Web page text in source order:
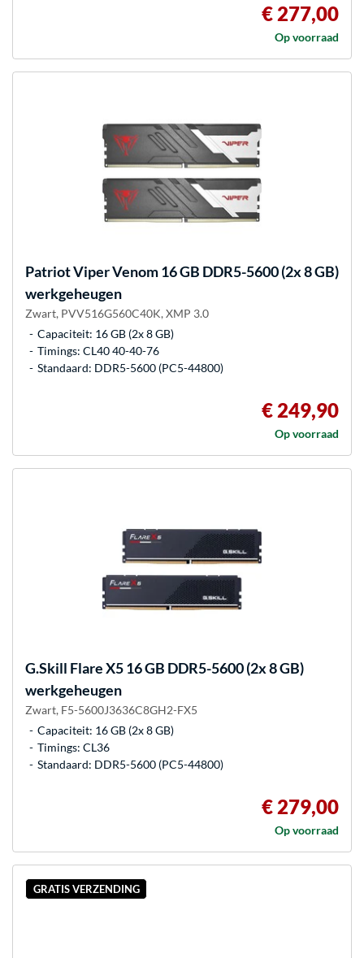
€ 277,00
Op voorraad
PatriotViper Venom 16 GB DDR5-5600 (2x 8 GB)
werkgeheugen
Zwart, PVV516G560C40K, XMP 3.0
Capaciteit: 16 GB (2x 8 GB)
Timings: CL40 40-40-76
Standaard: DDR5-5600 (PC5-44800)
€ 249,90
Op voorraad
G.Skill Flare X5 16 GB DDR5-5600 (2x 8 GB)
werkgeheugen
Zwart, F5-5600J3636C8GH2-FX5
Capaciteit: 16 GB (2x 8 GB)
Timings: CL36
Standaard: DDR5-5600 (PC5-44800)
€ 279,00
Op voorraad
GRATIS VERZENDING